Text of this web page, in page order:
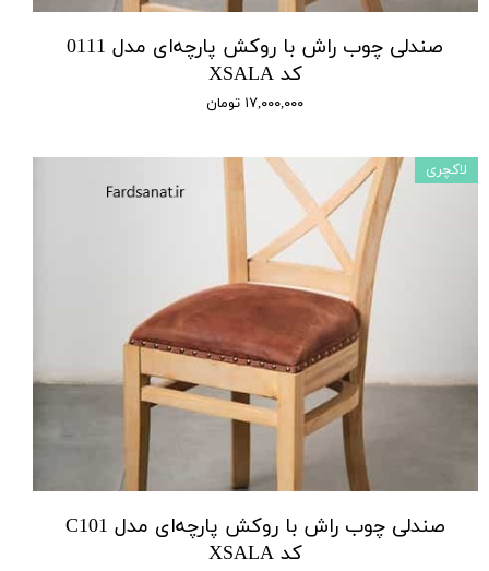
صندلی چوب راش با روکش پارچه‌ای مدل 0111
کد XSALA
۱۷,۰۰۰,۰۰۰ تومان
صندلی چوب راش با روکش پارچه‌ای مدل C101
کد XSALA
لاکچری